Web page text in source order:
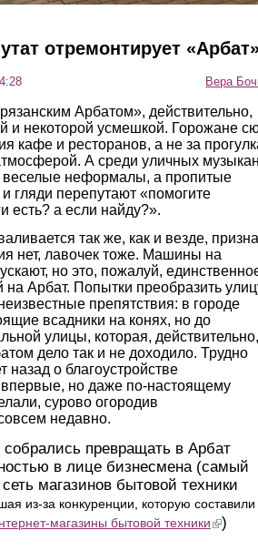
отремонтирует
Вера
Арбатом», действительно,
и некоторой усмешкой. Горожане
кафе и ресторанов, а не за
А среди уличных
веселые неформалы, а пропитые
и гляди перепутают «помогите
есть? а если найду?».
так же, как и везде,
нет, лавочек тоже. Машины на
но это, пожалуй,
на Арбат. Попытки преобразить
препятствия: в городе
всадники на конях, но до
улицы, которая, действительно,
дело так и не доходило. Трудно
назад о благоустройстве
впервые, но даже по-настоящему
сурово огородив
недавно.
превращать в Арбат
в лице бизнесмена (самый
магазинов бытовой техники
из-за конкуренции, которую составили
магазины бытовой техники (link is
)